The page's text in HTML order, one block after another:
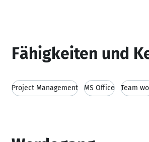
Fähigkeiten und
Project Management MS Office Team